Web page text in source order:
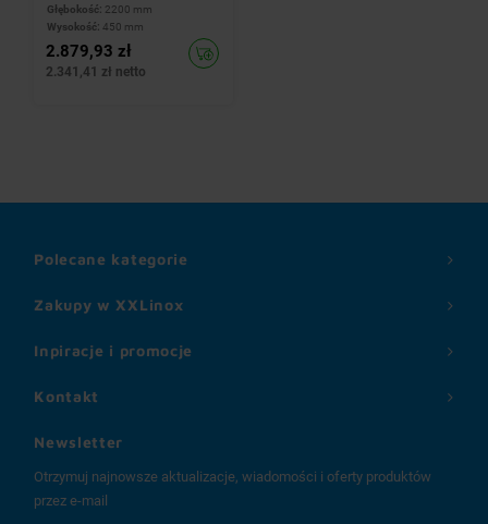
Głębokość: 2200 mm
Wysokość: 450 mm
2.879,93 zł
2.341,41 zł netto
Zakupy w XXLinox
Inpiracje i promocje
Polecane kategorie
Kontakt
Newsletter
Otrzymuj najnowsze aktualizacje, wiadomości i oferty produktów
przez e-mail